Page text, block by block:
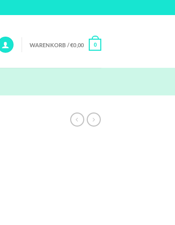
WARENKORB /€0,00 0